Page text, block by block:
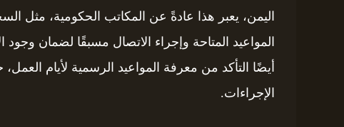
اليمن، يعبر هذا عادةً عن المكاتب الحكومية، مثل
المواعيد المتاحة وإجراء الاتصال مسبقًا لضمان
أيضًا التأكد من معرفة المواعيد الرسمية لأيام
الإجراءات.